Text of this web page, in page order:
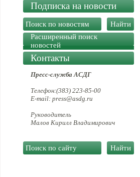
Подписка на новости
Расширенный поиск
новостей
Контакты
Пресс-служба АСДГ
Телефон:(383) 223-85-00
E-mail: press@asdg.ru
Руководитель
Малов Кирилл Владимирович